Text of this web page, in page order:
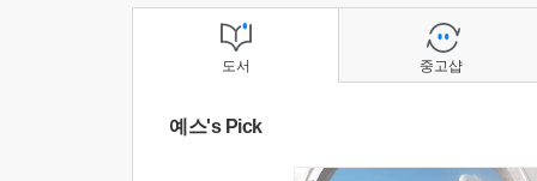
도서
예스's Pick
중고샵